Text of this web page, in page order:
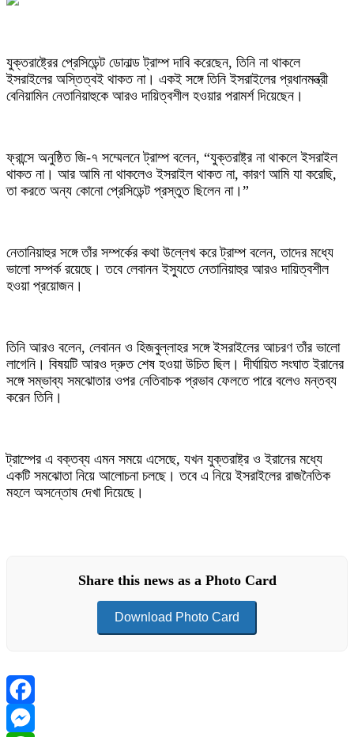
যুক্তরাষ্ট্রের প্রেসিডেন্ট ডোনাল্ড ট্রাম্প দাবি করেছেন, তিনি না থাকলে
ইসরাইলের অস্তিত্বই থাকত না। একই সঙ্গে তিনি ইসরাইলের প্রধানমন্ত্রী
বেনিয়ামিন নেতানিয়াহুকে আরও দায়িত্বশীল হওয়ার পরামর্শ দিয়েছেন।
ফ্রান্সে অনুষ্ঠিত জি-৭ সম্মেলনে ট্রাম্প বলেন, “যুক্তরাষ্ট্র না থাকলে ইসরাইল
থাকত না। আর আমি না থাকলেও ইসরাইল থাকত না, কারণ আমি যা করেছি,
তা করতে অন্য কোনো প্রেসিডেন্ট প্রস্তুত ছিলেন না।”
নেতানিয়াহুর সঙ্গে তাঁর সম্পর্কের কথা উল্লেখ করে ট্রাম্প বলেন, তাদের মধ্যে
ভালো সম্পর্ক রয়েছে। তবে লেবানন ইস্যুতে নেতানিয়াহুর আরও দায়িত্বশীল
হওয়া প্রয়োজন।
তিনি আরও বলেন, লেবানন ও হিজবুল্লাহর সঙ্গে ইসরাইলের আচরণ তাঁর ভালো
লাগেনি। বিষয়টি আরও দ্রুত শেষ হওয়া উচিত ছিল। দীর্ঘায়িত সংঘাত ইরানের
সঙ্গে সম্ভাব্য সমঝোতার ওপর নেতিবাচক প্রভাব ফেলতে পারে বলেও মন্তব্য
করেন তিনি।
ট্রাম্পের এ বক্তব্য এমন সময়ে এসেছে, যখন যুক্তরাষ্ট্র ও ইরানের মধ্যে
একটি সমঝোতা নিয়ে আলোচনা চলছে। তবে এ নিয়ে ইসরাইলের রাজনৈতিক
মহলে অসন্তোষ দেখা দিয়েছে।
Share this news as a Photo Card
Download Photo Card
Facebook